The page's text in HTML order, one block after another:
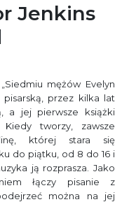
Jenkins
mężów Evelyn
pisarską, przez kilka lat
a jej pierwsze książki
tworzy, zawsze
której stara się
do piątku, od 8 do 16 i
ją rozprasza. Jako
łączy pisanie z
można na jej